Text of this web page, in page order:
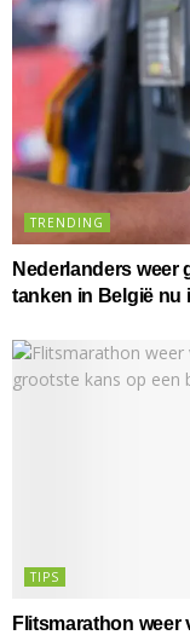
TRENDING
Nederlanders weer
tanken in België nu
TIPS
Flitsmarathon weer